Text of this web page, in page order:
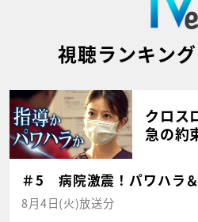
視聴ランキング
クロス
急の約
＃5 病院激震！パワハラ
8月4日(火)放送分